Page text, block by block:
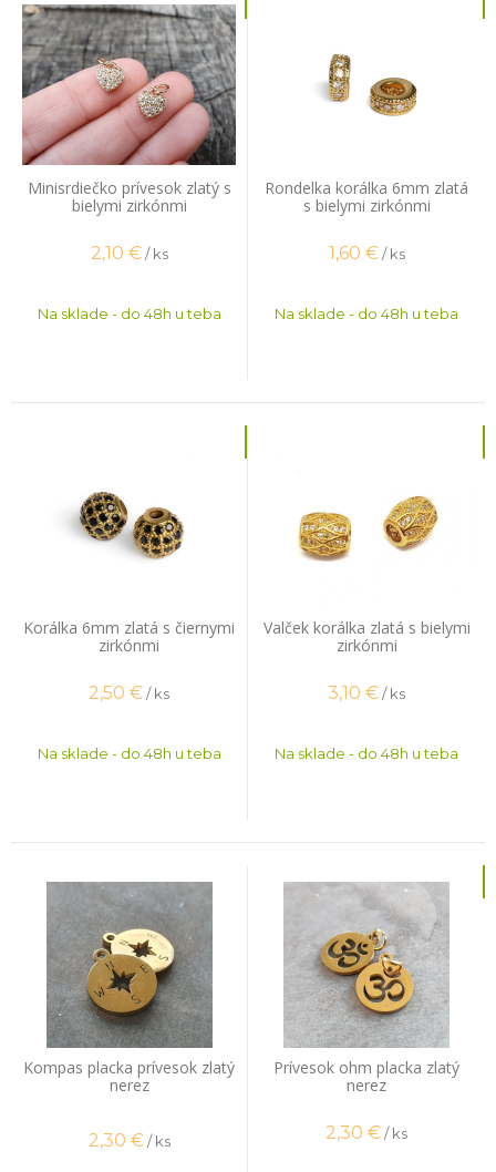
Minisrdiečko prívesok zlatý s
bielymi zirkónmi
2,10 € / ks
Na sklade - do 48h u teba
Rondelka korálka 6mm zlatá
s bielymi zirkónmi
1,60 € / ks
Na sklade - do 48h u teba
Korálka 6mm zlatá s čiernymi
zirkónmi
2,50 €/ ks
Na sklade - do 48h u teba
Valček korálka zlatá s bielymi
zirkónmi
3,10 €/ ks
Na sklade - do 48h u teba
Kompas placka prívesok zlatý
nerez
2,30 € / ks
Prívesok ohm placka zlatý
nerez
2,30 €/ ks